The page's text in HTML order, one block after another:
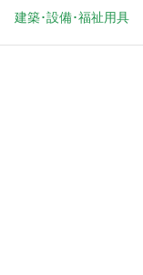
建築･設備･福祉用具